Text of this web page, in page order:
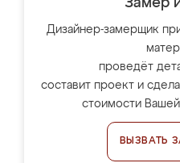
Замер
Дизайнер-замерщик
проведёт
составит проект и
стоимости
ВЫЗВАТЬ